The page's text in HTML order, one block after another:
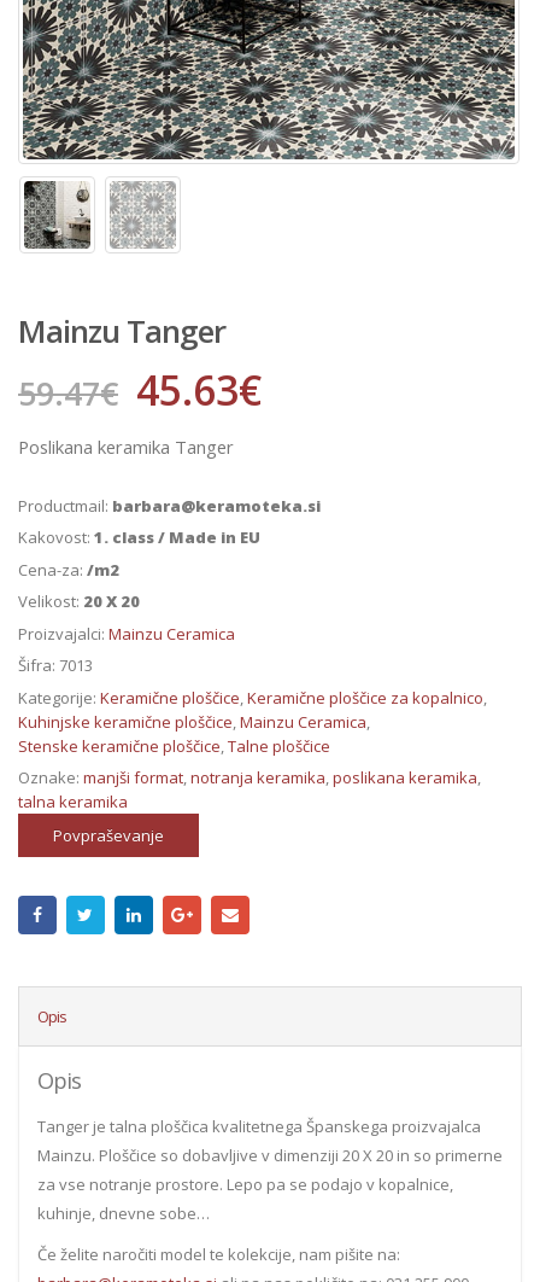
Mainzu Tanger
59.47€ 45.63€
Poslikana keramika Tanger
Productmail: barbara@keramoteka.si
Kakovost: 1. class / Made in EU
Cena-za: /m2
Velikost: 20 X 20
Proizvajalci: Mainzu Ceramica
Šifra: 7013
Kategorije: Keramične ploščice,Keramične ploščice za kopalnico,
Kuhinjske keramične ploščice,Mainzu Ceramica,
Stenske keramične ploščice,Talne ploščice
Oznake: manjši format,notranja keramika,poslikana keramika,
talna keramika
Povpraševanje
Opis
Opis
Tanger je talna ploščica kvalitetnega Španskega proizvajalca
Mainzu. Ploščice so dobavljive v dimenziji 20 X 20 in so primerne
za vse notranje prostore. Lepo pa se podajo v kopalnice,
kuhinje, dnevne sobe…
Če želite naročiti model te kolekcije, nam pišite na: